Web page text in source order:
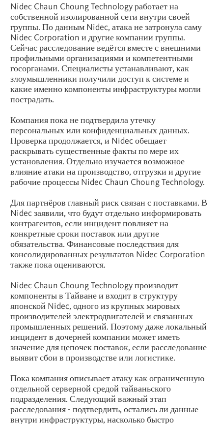
Nidec Chaun Choung Technology работает на
собственной изолированной сети внутри своей
группы. По данным Nidec, атака не затронула саму
Nidec Corporation и другие компании группы.
Сейчас расследование ведётся вместе с внешними
профильными организациями и компетентными
госорганами. Специалисты устанавливают, как
злоумышленники получили доступ к системе и
какие именно компоненты инфраструктуры могли
пострадать.
Компания пока не подтвердила утечку
персональных или конфиденциальных данных.
Проверка продолжается, и Nidec обещает
раскрывать существенные факты по мере их
установления. Отдельно изучается возможное
влияние атаки на производство, отгрузки и другие
рабочие процессы Nidec Chaun Choung Technology.
Для партнёров главный риск связан с поставками. В
Nidec заявили, что будут отдельно информировать
контрагентов, если инцидент повлияет на
конкретные сроки поставок или другие
обязательства. Финансовые последствия для
консолидированных результатов Nidec Corporation
также пока оцениваются.
Nidec Chaun Choung Technology производит
компоненты в Тайване и входит в структуру
японской Nidec, одного из крупных мировых
производителей электродвигателей и связанных
промышленных решений. Поэтому даже локальный
инцидент в дочерней компании может иметь
значение для цепочек поставок, если расследование
выявит сбои в производстве или логистике.
Пока компания описывает атаку как ограниченную
отдельной серверной средой тайваньского
подразделения. Следующий важный этап
расследования - подтвердить, остались ли данные
внутри инфраструктуры, насколько быстро